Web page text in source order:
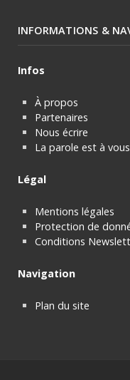
INFORMATIONS &
Infos
À propos
Partenaires
Nous écrire
La parole est à vous
Légal
Mentions légales
Protection de
Conditions
Navigation
Plan du site